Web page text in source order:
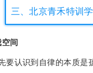
三、北京青禾特训
间
要认识到自律的本质